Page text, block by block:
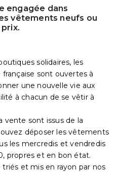
engagée dans
vêtements neufs ou
solidaires, les
sont ouvertes à
une nouvelle vie aux
à chacun de se vêtir à
vente sont issus de la
déposer les vêtements
les mercredis et vendredis
propres et en bon état.
et mis en rayon par nos